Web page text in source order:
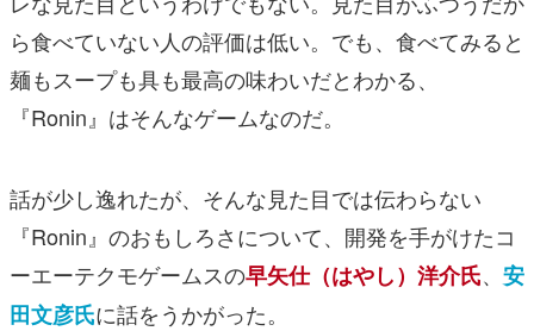
ら食べていない人の評価は低い。でも、食べてみると
麺もスープも具も最高の味わいだとわかる、
『Ronin』はそんなゲームなのだ。
話が少し逸れたが、そんな見た目では伝わらない
『Ronin』のおもしろさについて、開発を手がけたコ
ーエーテクモゲームスの早矢仕（はやし）洋介氏、 安
田文彦氏に話をうかがった。